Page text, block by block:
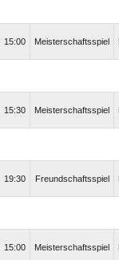
15:00 Meisterschaftsspiel
15:30 Meisterschaftsspiel
19:30 Freundschaftsspiel
15:00 Meisterschaftsspiel